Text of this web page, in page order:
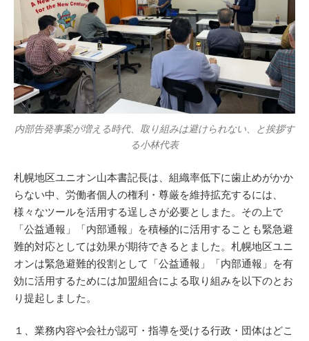
内部告発事案が増える時代、取り組みは避けられない、と挨拶す
る小林代表
札幌地区ユニオン山本書記長は、組織率低下に歯止めがかか
らない中、労働者個人の権利・尊厳を維持拡充するには、
様々なツールを活用する逞しさが必要としまた。その上で
「公益通報」「内部通報」を積極的に活用することも緊急避
難的対応としては効果が期待できるとました。札幌地区ユニ
オンは緊急避難的役割として「公益通報」「内部通報」を有
効に活用するためには加盟組合による取り組みを以下のとお
り提起しました。
１、業務内容や会社が認可・指導を受ける行政・団体はどこ